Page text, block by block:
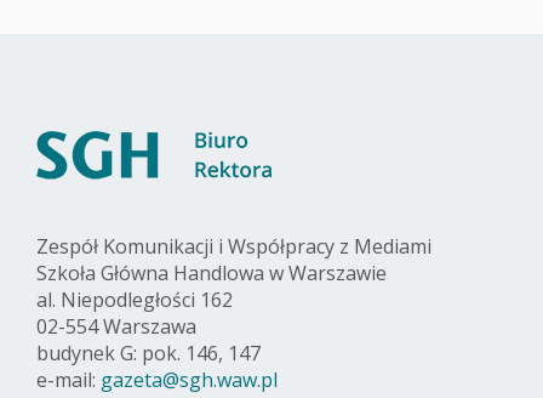
Zespół Komunikacji i Współpracy z Mediami
Szkoła Główna Handlowa w Warszawie
al. Niepodległości 162
02-554 Warszawa
budynek G: pok. 146, 147
e-mail: gazeta@sgh.waw.pl